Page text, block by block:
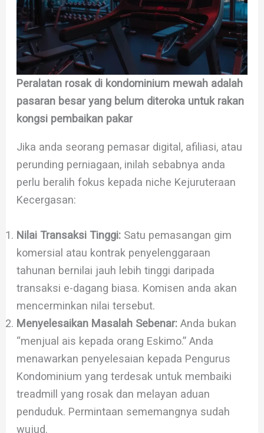
Peralatan rosak di kondominium mewah adalah
pasaran besar yang belum diteroka untuk rakan
kongsi pembaikan pakar
Jika anda seorang pemasar digital, afiliasi, atau
perunding perniagaan, inilah sebabnya anda
perlu beralih fokus kepada niche Kejuruteraan
Kecergasan:
Nilai Transaksi Tinggi: Satu pemasangan gim
komersial atau kontrak penyelenggaraan
tahunan bernilai jauh lebih tinggi daripada
transaksi e-dagang biasa. Komisen anda akan
mencerminkan nilai tersebut.
Menyelesaikan Masalah Sebenar: Anda bukan
“menjual ais kepada orang Eskimo.” Anda
menawarkan penyelesaian kepada Pengurus
Kondominium yang terdesak untuk membaiki
treadmill yang rosak dan melayan aduan
penduduk. Permintaan sememangnya sudah
wujud.